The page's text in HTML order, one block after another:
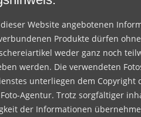
Website angebotenen
Produkte dürfen
weder ganz noch
werden. Die verwendeten
unterliegen dem
Agentur. Trotz sorgfältiger
der Informationen